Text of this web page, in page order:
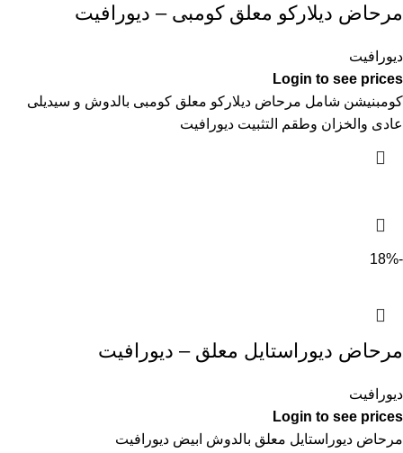
مرحاض ديلاركو معلق كومبى – ديورافيت
ديورافيت
Login to see prices
كومبنيشن شامل مرحاض ديلاركو معلق كومبى بالدوش و سيديلى
عادى والخزان وطقم التثبيت ديورافيت
-18%
مرحاض ديوراستايل معلق – ديورافيت
ديورافيت
Login to see prices
مرحاض ديوراستايل معلق بالدوش ابيض ديورافيت